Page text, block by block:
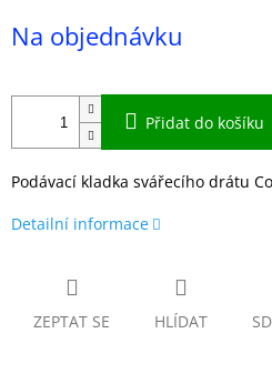
cena:
Na objednávku
Přidat do košíku
Podávací kladka svářecího drátu
Detailní informace
ZEPTAT SE HLÍDAT